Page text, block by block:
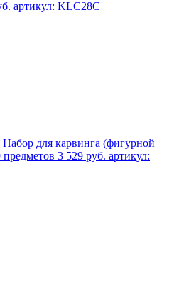
артикул: KLC28C
Набор для карвинга (фигурной
3 529 руб. артикул: